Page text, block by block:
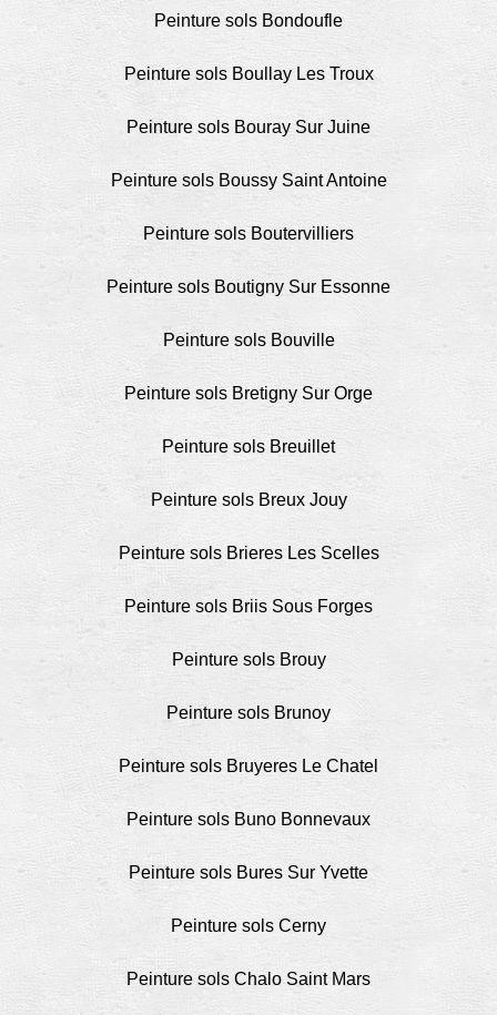
Peinture sols Bondoufle
Peinture sols Boullay Les Troux
Peinture sols Bouray Sur Juine
Peinture sols Boussy Saint Antoine
Peinture sols Boutervilliers
Peinture sols Boutigny Sur Essonne
Peinture sols Bouville
Peinture sols Bretigny Sur Orge
Peinture sols Breuillet
Peinture sols Breux Jouy
Peinture sols Brieres Les Scelles
Peinture sols Briis Sous Forges
Peinture sols Brouy
Peinture sols Brunoy
Peinture sols Bruyeres Le Chatel
Peinture sols Buno Bonnevaux
Peinture sols Bures Sur Yvette
Peinture sols Cerny
Peinture sols Chalo Saint Mars